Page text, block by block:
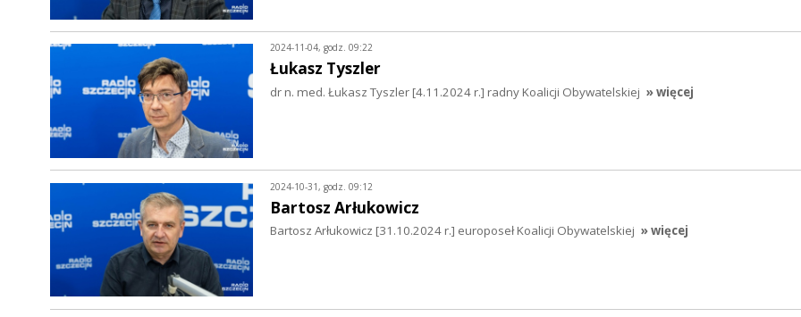
2024-11-04, godz. 09:22
Łukasz Tyszler
dr n. med. Łukasz Tyszler [4.11.2024 r.] radny Koalicji Obywatelskiej » więcej
2024-10-31, godz. 09:12
Bartosz Arłukowicz
Bartosz Arłukowicz [31.10.2024 r.] europoseł Koalicji Obywatelskiej » więcej